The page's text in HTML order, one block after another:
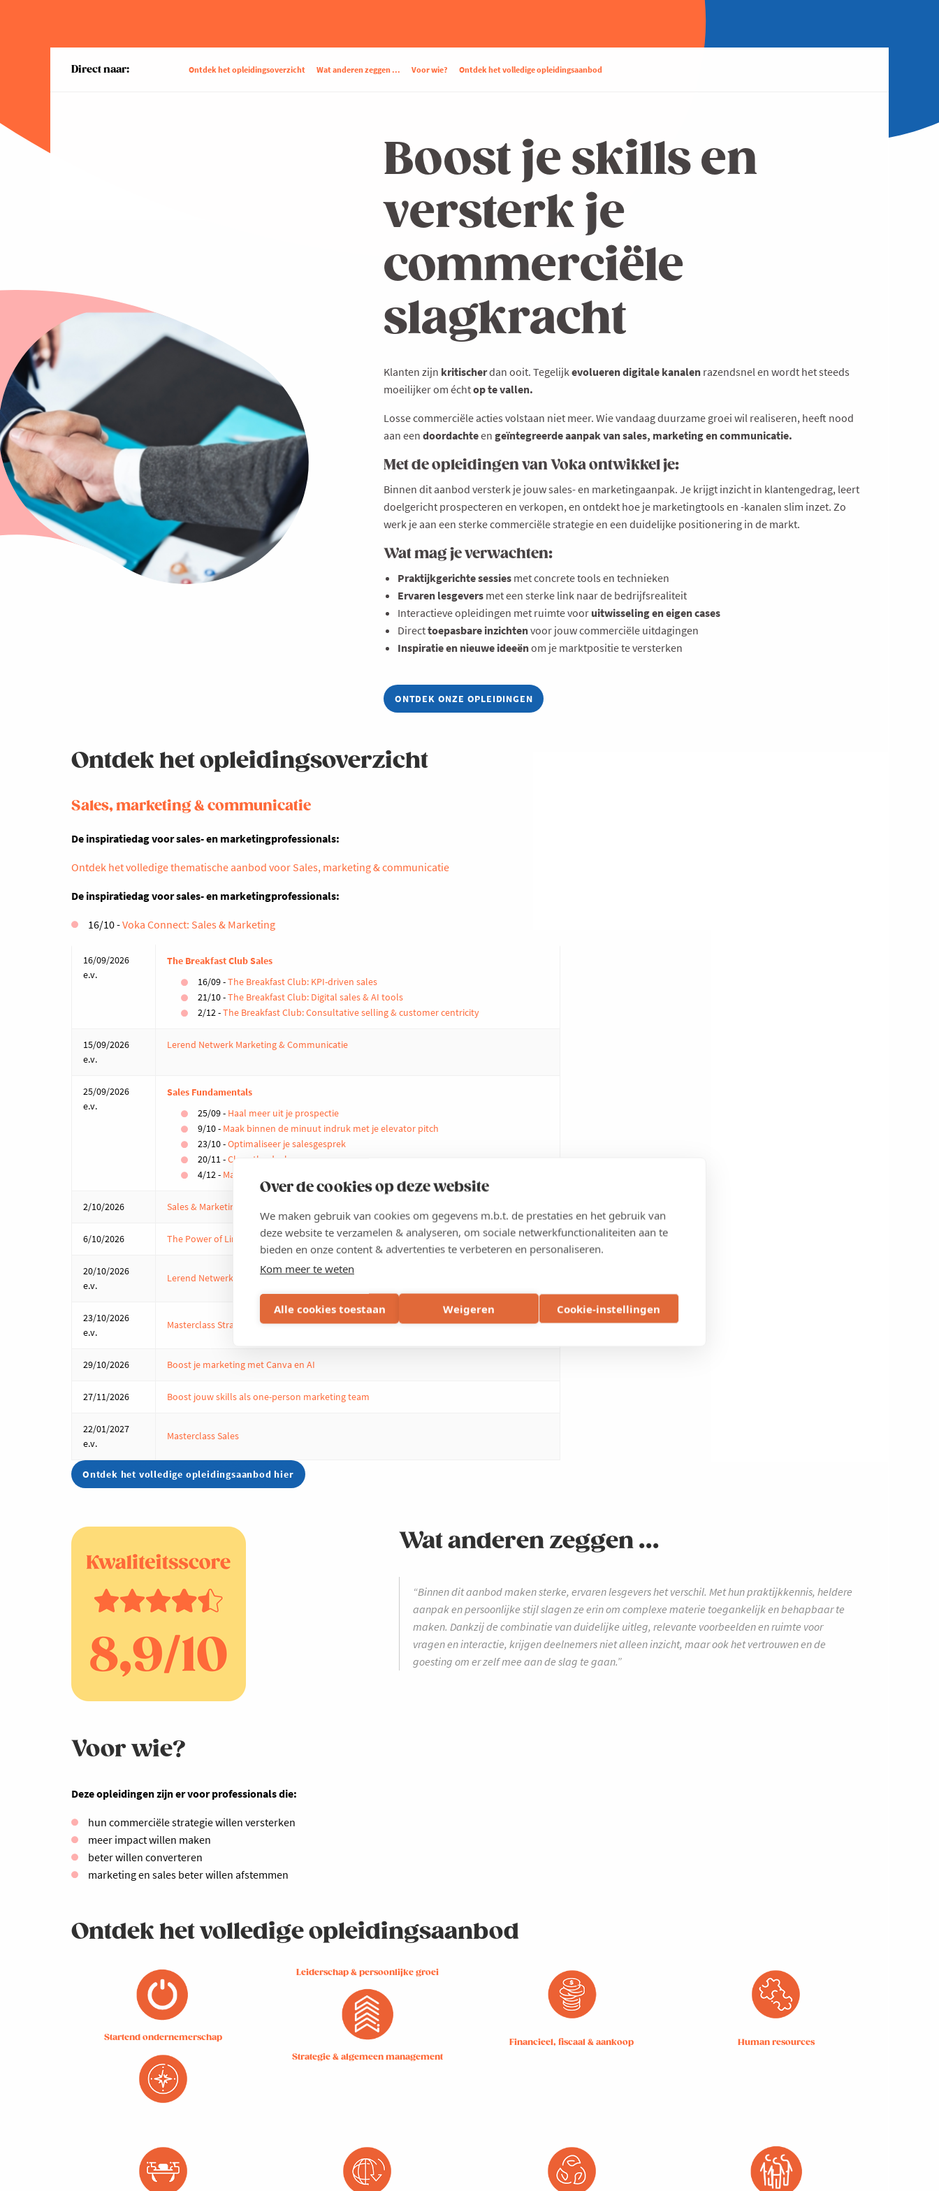
Over de cookies op deze website
We maken gebruik van cookies om gegevens m.b.t. de prestaties en het gebruik van
deze website te verzamelen & analyseren, om sociale netwerkfunctionaliteiten aan te
bieden en onze content & advertenties te verbeteren en personaliseren.
Kom meer te weten
Alle cookies toestaan Weigeren Cookie-instellingen
Direct naar: Ontdek het opleidingsoverzicht Wat anderen zeggen ... Voor wie? Ontdek het volledige opleidingsaanbod
Boost je skills en
versterk je
commerciële
slagkracht
Klanten zijn kritischerdan ooit. Tegelijkevolueren digitale kanalen razendsnel en wordt het steeds
moeilijker om échtop te vallen.
Losse commerciële acties volstaan niet meer. Wie vandaag duurzame groei wil realiseren, heeft nood
aan een doordachteen geïntegreerde aanpak van sales, marketing en communicatie.
Met de opleidingen van Voka ontwikkel je:
Binnen dit aanbod versterk je jouw sales- en marketingaanpak. Je krijgt inzicht in klantengedrag, leert
doelgericht prospecteren en verkopen, en ontdekt hoe je marketingtools en -kanalen slim inzet. Zo
werk je aan een sterke commerciële strategie en een duidelijke positionering in de markt.
Wat mag je verwachten:
Praktijkgerichte sessies met concrete tools en technieken
Ervaren lesgevers met een sterke link naar de bedrijfsrealiteit
Interactieve opleidingen met ruimte voor uitwisseling en eigen cases
Directtoepasbare inzichtenvoor jouw commerciële uitdagingen
Inspiratie en nieuwe ideeënom je marktpositie te versterken
ONTDEK ONZE OPLEIDINGEN
Ontdek het opleidingsoverzicht
Sales, marketing & communicatie
De inspiratiedag voor sales- en marketingprofessionals:
Ontdek het volledige thematische aanbod voor Sales, marketing & communicatie
De inspiratiedag voor sales- en marketingprofessionals:
16/10 -Voka Connect: Sales & Marketing
16/09/2026
e.v.
The Breakfast Club Sales
16/09 -The Breakfast Club: KPI-driven sales
21/10 -The Breakfast Club: Digital sales & AI tools
2/12 -The Breakfast Club: Consultative selling & customer centricity
15/09/2026
e.v.
Lerend Netwerk Marketing & Communicatie
25/09/2026
e.v.
Sales Fundamentals
25/09 - Haal meer uit je prospectie
9/10 - Maak binnen de minuut indruk met je elevator pitch
23/10 -Optimaliseer je salesgesprek
20/11 -Close the deal
4/12 - Maak van up- en cross selling een koud kunstje
2/10/2026 Sales & Marketing update: What's hot?
6/10/2026 The Power of LinkedIn
20/10/2026
e.v.
Lerend Netwerk Aankoop
23/10/2026
e.v.
Masterclass Strategic marketing
29/10/2026 Boost je marketing met Canva en AI
27/11/2026 Boost jouw skills als one-person marketing team
22/01/2027
e.v.
Masterclass Sales
Ontdek het volledige opleidingsaanbod hier
Wat anderen zeggen ...
“Binnen dit aanbod maken sterke, ervaren lesgevers het verschil. Met hun praktijkkennis, heldere
aanpak en persoonlijke stijl slagen ze erin om complexe materie toegankelijk en behapbaar te
maken. Dankzij de combinatie van duidelijke uitleg, relevante voorbeelden en ruimte voor
vragen en interactie, krijgen deelnemers niet alleen inzicht, maar ook het vertrouwen en de
goesting om er zelf mee aan de slag te gaan.”
Voor wie?
Deze opleidingen zijn er voor professionals die:
hun commerciële strategie willen versterken
meer impact willen maken
beter willen converteren
marketing en sales beter willen afstemmen
Ontdek het volledige opleidingsaanbod
Startend ondernemerschap
Leiderschap & persoonlijke groei
Strategie & algemeen management
Financieel, fiscaal & aankoop Human resources